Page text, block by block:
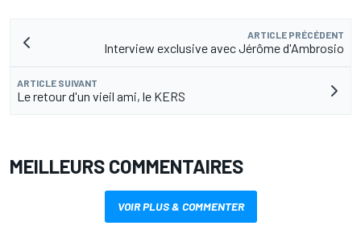
ARTICLE PRÉCÉDENT
Interview exclusive avec Jérôme d'Ambrosio
ARTICLE SUIVANT
Le retour d'un vieil ami, le KERS
MEILLEURS COMMENTAIRES
VOIR PLUS & COMMENTER